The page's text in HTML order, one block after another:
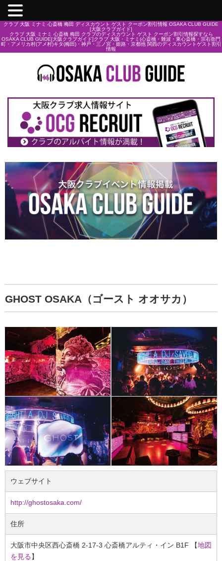
クラブ 大阪 ミナミ 心斎橋 梅田 ディスカウント ゲスト クーポン割引情報 OSAKA CLUB GUIDE
[大阪クラブガイド]
クラブ 大阪 ミナミ 心斎橋 梅田 クラブのディスカウント ゲスト クーポン割引情報探すなら
OSAKA CLUB GUIDE[大阪クラブガイド]クラブ 大阪・ミナミ(心斎橋・難波・東心斎橋・宗右衛門
町・アメリカ村(アメ村)キタ(梅田)・神戸・三ノ宮・姫路・京都他 関西のディスカウントゲスト割引
情報
GHOST OSAKA（ゴースト オオサカ）
ウェブサイト
http://ghostosaka.com/
住所
大阪市中央区西心斎橋 2-17-3 心斎橋アルティ・イン B1F 【地図
を見る 】